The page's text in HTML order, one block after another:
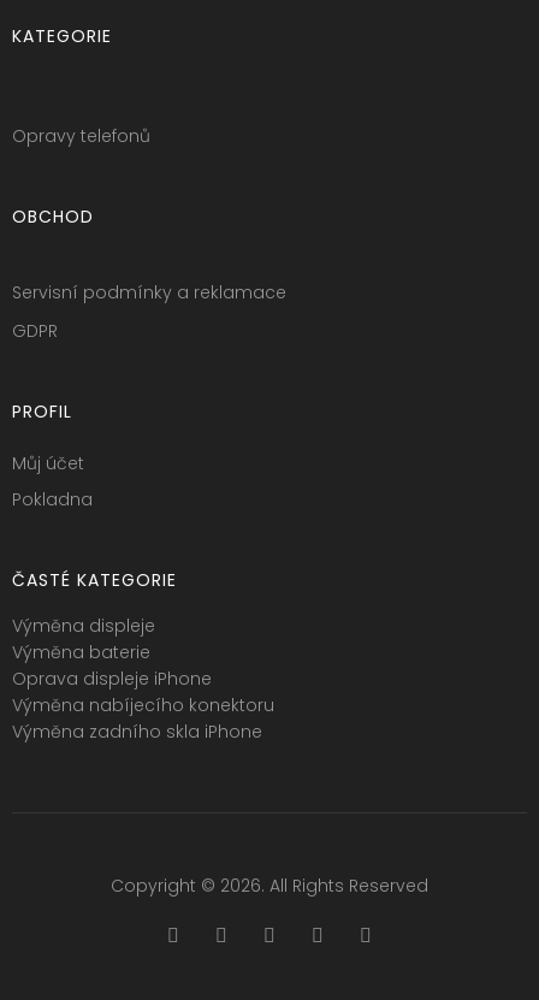
KATEGORIE
Opravy telefonů
OBCHOD
Servisní podmínky a reklamace
GDPR
PROFIL
Můj účet
Pokladna
ČASTÉ KATEGORIE
Výměna displeje
Výměna baterie
Oprava displeje iPhone
Výměna nabíjecího konektoru
Výměna zadního skla iPhone
Copyright © 2026. All Rights Reserved